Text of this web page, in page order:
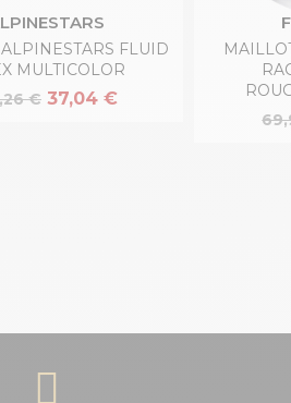
FLUID
MULTICOLOR
€ 37,04 €